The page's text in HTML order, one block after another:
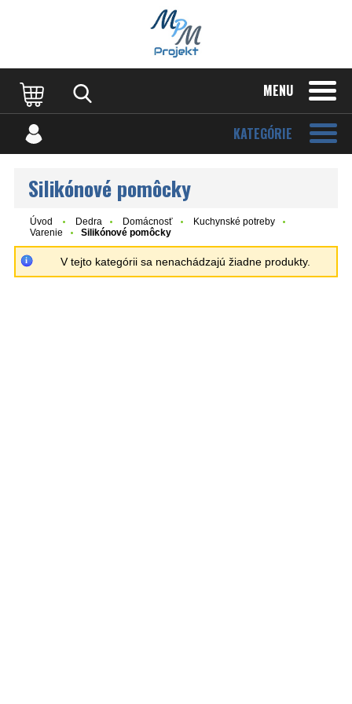
MENU
KATEGÓRIE
Silikónové pomôcky
Úvod Dedra Domácnosť
Kuchynské potreby
Varenie
Silikónové pomôcky
V tejto kategórii sa nenachádzajú žiadne produkty.